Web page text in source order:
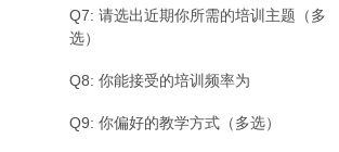
Q7: 请选出近期你所需的培训主题（多
选）
Q8: 你能接受的培训频率为
Q9: 你偏好的教学方式（多选）